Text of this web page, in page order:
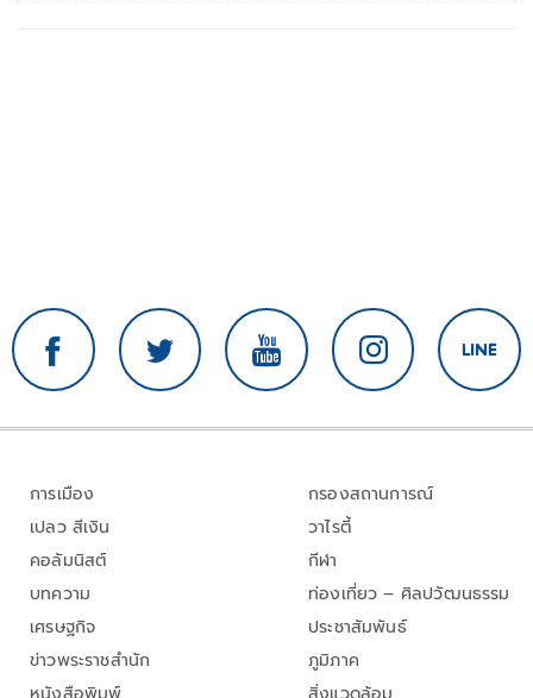
การเมือง
เปลว สีเงิน
คอลัมนิสต์
บทความ
เศรษฐกิจ
ข่าวพระราชสำนัก
กรองสถานการณ์
วาไรตี้
กีฬา
ท่องเที่ยว – ศิลปวัฒนธรรม
ประชาสัมพันธ์
ภูมิภาค